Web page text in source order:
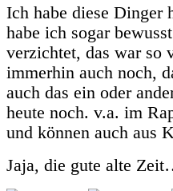
Ich habe diese Dinger
habe ich sogar
verzichtet, das war so
immerhin auch noch,
auch das ein oder
heute noch. v.a. im
und können auch aus
Jaja, die gute alte